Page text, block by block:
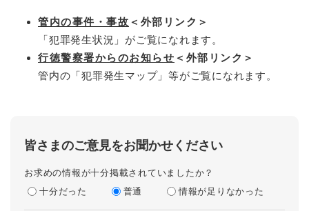
管内の事件・事故 ＜外部リンク＞
「犯罪発生状況」がご覧になれます。
行徳警察署からのお知らせ ＜外部リンク＞
管内の「犯罪発生マップ」等がご覧になれます。
皆さまのご意見をお聞かせください
お求めの情報が十分掲載されていましたか？
十分だった
普通 情報が足りなかった